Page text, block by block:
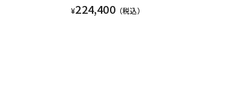
¥224,400（税込）